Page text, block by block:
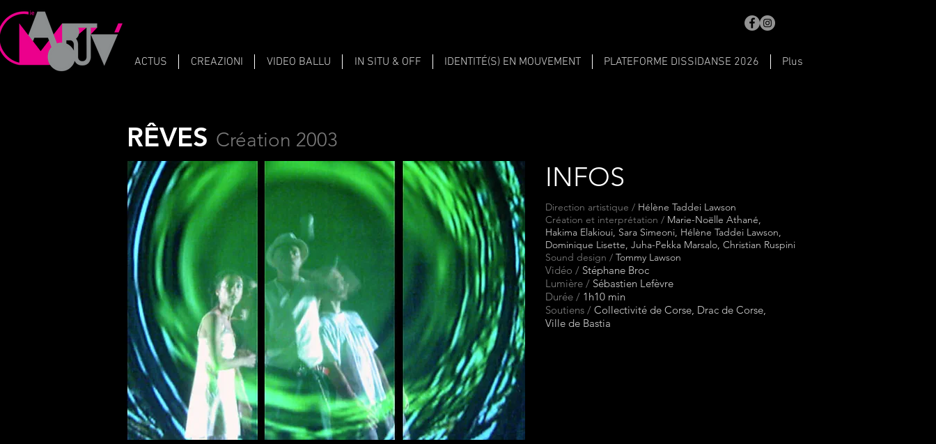
RÊVES Création 2003
INFOS
Direction artistique / Hélène Taddei Lawson
Création et interprétation / Marie-Noëlle Athané,
Hakima Elakioui, Sara Simeoni, Hélène Taddei Lawson,
Dominique Lisette, Juha-Pekka Marsalo, Christian Ruspini
Sound design / Tommy Lawson
Vidéo / Stéphane Broc
Lumière / Sébastien Lefèvre
Durée / 1h10 min
Soutiens / Collectivité de Corse, Drac de Corse,
Ville de Bastia
ACTUS CREAZIONI VIDEO BALLU IN SITU & OFF IDENTITÉ(S) EN MOUVEMENT PLATEFORME DISSIDANSE 2026 Plus